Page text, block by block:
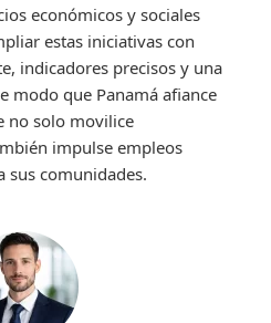
económicos y sociales
estas iniciativas con
indicadores precisos y una
modo que Panamá afiance
no solo movilice
impulse empleos
sus comunidades.